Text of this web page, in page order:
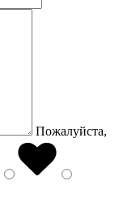
Пожалуйста,